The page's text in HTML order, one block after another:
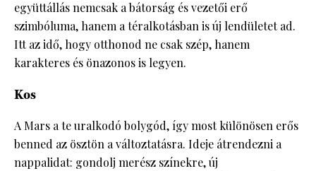
együttállás nemcsak a bátorság és vezetői erő
szimbóluma, hanem a téralkotásban is új lendületet ad.
Itt az idő, hogy otthonod ne csak szép, hanem
karakteres és önazonos is legyen.
Kos
A Mars a te uralkodó bolygód, így most különösen erős
benned az ösztön a változtatásra. Ideje átrendezni a
nappalidat: gondolj merész színekre, új